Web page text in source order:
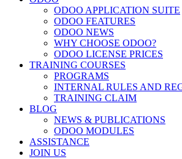
ODOO APPLICATION SUITE
ODOO FEATURES
ODOO NEWS
WHY CHOOSE ODOO?
ODOO LICENSE PRICES
TRAINING COURSES
PROGRAMS
INTERNAL RULES AND
TRAINING CLAIM
BLOG
NEWS & PUBLICATIONS
ODOO MODULES
ASSISTANCE
JOIN US